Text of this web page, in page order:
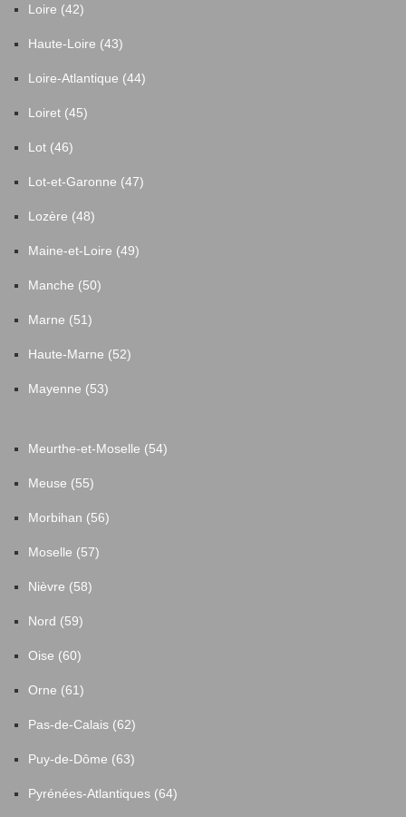
Loire (42)
Haute-Loire (43)
Loire-Atlantique (44)
Loiret (45)
Lot (46)
Lot-et-Garonne (47)
Lozère (48)
Maine-et-Loire (49)
Manche (50)
Marne (51)
Haute-Marne (52)
Mayenne (53)
Meurthe-et-Moselle (54)
Meuse (55)
Morbihan (56)
Moselle (57)
Nièvre (58)
Nord (59)
Oise (60)
Orne (61)
Pas-de-Calais (62)
Puy-de-Dôme (63)
Pyrénées-Atlantiques (64)